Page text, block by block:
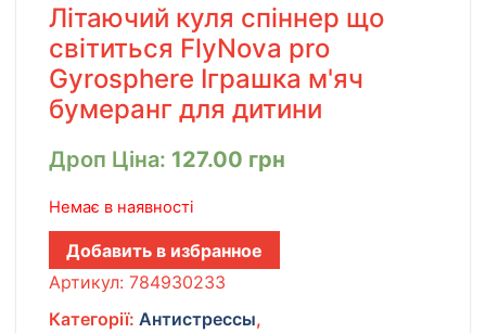
Літаючий куля спіннер що
світиться FlyNova pro
Gyrosphere Іграшка м'яч
бумеранг для дитини
Дроп Ціна: 127.00 грн
Немає в наявності
Добавить в избранное
Артикул: 784930233
Категорії: Антистрессы,